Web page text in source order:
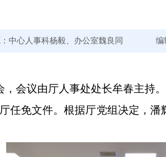
中心人事科杨毅、办公室魏良同
会议由厅人事处处长牟春主持
任免文件。根据厅党组决定，